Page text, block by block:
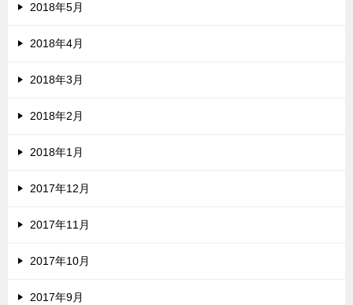
2018年5月
2018年4月
2018年3月
2018年2月
2018年1月
2017年12月
2017年11月
2017年10月
2017年9月